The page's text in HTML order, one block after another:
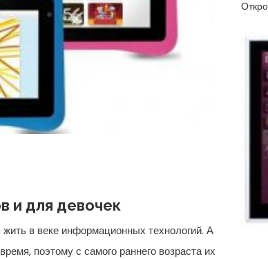
и для девочек
в веке информационных технологий. А
поэтому с самого раннего возраста их